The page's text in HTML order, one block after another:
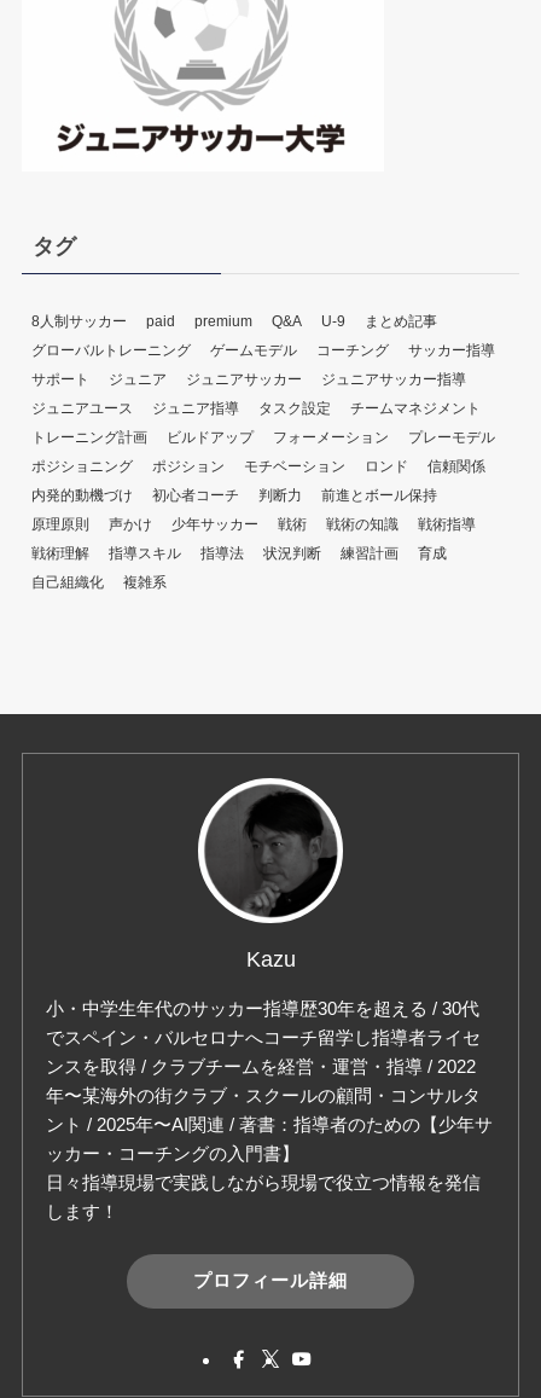
タグ
8人制サッカー paid premium Q&A U-9
まとめ記事
グローバルトレーニング
ゲームモデル コーチング
サッカー指導
サポート
ジュニア ジュニアサッカー
ジュニアサッカー指導
ジュニアユース
ジュニア指導 タスク設定
チームマネジメント
トレーニング計画
ビルドアップ フォーメーション
プレーモデル
ポジショニング
ポジション モチベーション ロンド
信頼関係
内発的動機づけ
初心者コーチ 判断力
前進とボール保持
原理原則
声かけ 少年サッカー 戦術 戦術の知識
戦術指導
戦術理解
指導スキル 指導法 状況判断 練習計画
育成
自己組織化
複雑系
Kazu
小・中学生年代のサッカー指導歴30年を超える / 30代
でスペイン・バルセロナへコーチ留学し指導者ライセ
ンスを取得 / クラブチームを経営・運営・指導 / 2022
年〜某海外の街クラブ・スクールの顧問・コンサルタ
ント / 2025年〜AI関連 / 著書：指導者のための【少年サ
ッカー・コーチングの入門書】
日々指導現場で実践しながら現場で役立つ情報を発信
します！
プロフィール詳細